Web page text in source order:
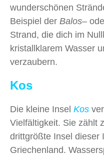
wunderschönen
Beispiel der Balos–
Strand, die dich im
kristallklarem Wasser
verzaubern.
Kos
Die kleine Insel Kos
Vielfältigkeit. Sie zählt
drittgrößte Insel dieser
Griechenland.